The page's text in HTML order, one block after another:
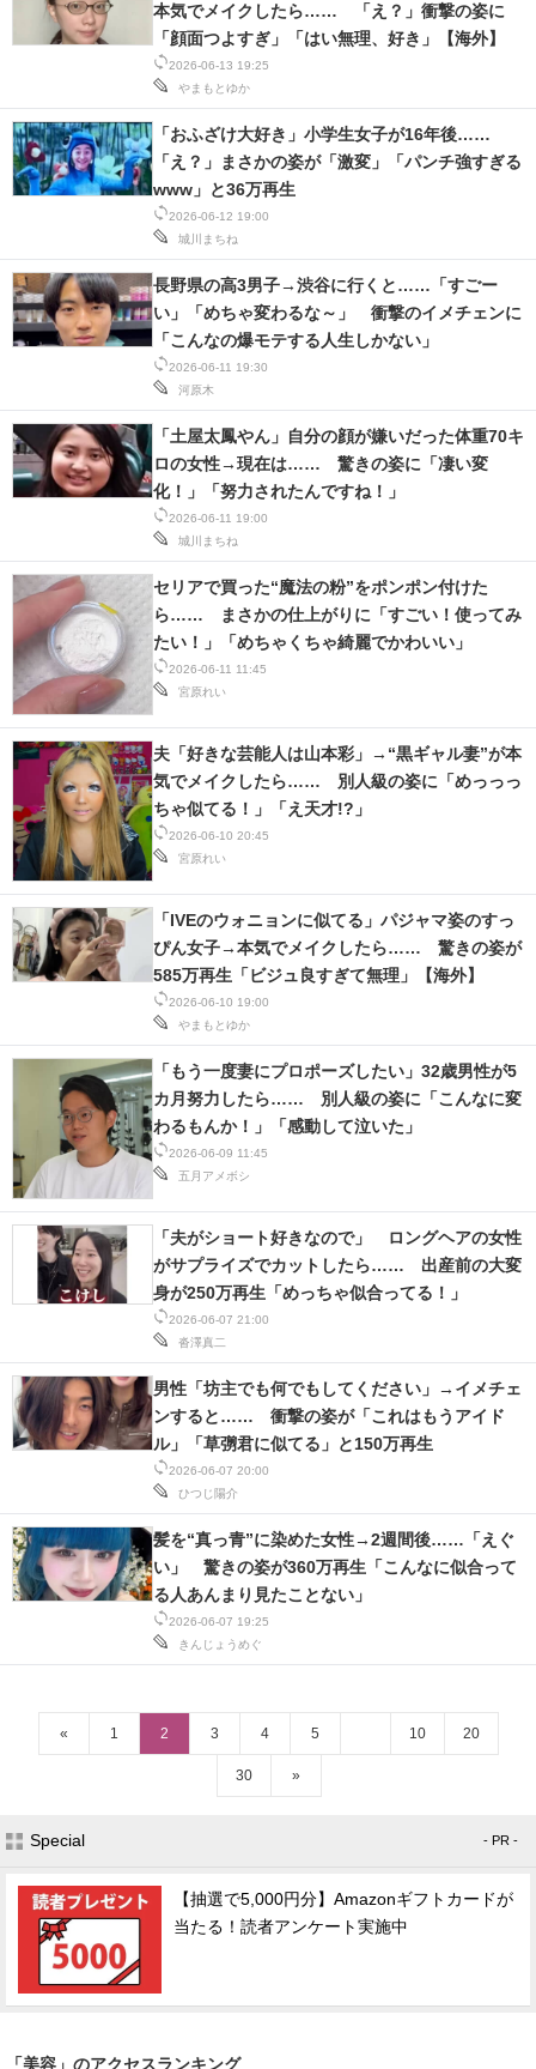
2026-06-13 19:25
やまもとゆか
本気でメイクしたら…… 「え？」衝撃の姿に
「顔面つよすぎ」「はい無理、好き」【海外】
2026-06-12 19:00
城川まちね
「おふざけ大好き」小学生女子が16年後……
「え？」まさかの姿が「激変」「パンチ強すぎる
www」と36万再生
2026-06-11 19:30
河原木
長野県の高3男子→渋谷に行くと……「すごー
い」「めちゃ変わるな～」 衝撃のイメチェンに
「こんなの爆モテする人生しかない」
2026-06-11 19:00
城川まちね
「土屋太鳳やん」自分の顔が嫌いだった体重70キ
ロの女性→現在は…… 驚きの姿に「凄い変
化！」「努力されたんですね！」
2026-06-11 11:45
宮原れい
セリアで買った“魔法の粉”をポンポン付けた
ら…… まさかの仕上がりに「すごい！使ってみ
たい！」「めちゃくちゃ綺麗でかわいい」
2026-06-10 20:45
宮原れい
夫「好きな芸能人は山本彩」→“黒ギャル妻”が本
気でメイクしたら…… 別人級の姿に「めっっっ
ちゃ似てる！」「え天才!?」
2026-06-10 19:00
やまもとゆか
「IVEのウォニョンに似てる」パジャマ姿のすっ
ぴん女子→本気でメイクしたら…… 驚きの姿が
585万再生「ビジュ良すぎて無理」【海外】
2026-06-09 11:45
五月アメボシ
「もう一度妻にプロポーズしたい」32歳男性が5
カ月努力したら…… 別人級の姿に「こんなに変
わるもんか！」「感動して泣いた」
2026-06-07 21:00
沓澤真二
「夫がショート好きなので」 ロングヘアの女性
がサプライズでカットしたら…… 出産前の大変
身が250万再生「めっちゃ似合ってる！」
2026-06-07 20:00
ひつじ陽介
男性「坊主でも何でもしてください」→イメチェ
ンすると…… 衝撃の姿が「これはもうアイド
ル」「草彅君に似てる」と150万再生
2026-06-07 19:25
きんじょうめぐ
髪を“真っ青”に染めた女性→2週間後……「えぐ
い」 驚きの姿が360万再生「こんなに似合って
る人あんまり見たことない」
« 1 2 3 4 5 10 20
30 »
Special - PR -
【抽選で5,000円分】Amazonギフトカードが
当たる！読者アンケート実施中
「美容」のアクセスランキング